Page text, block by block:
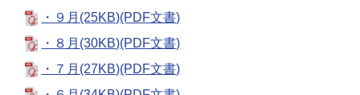
・９月(25KB)(PDF文書)
・８月(30KB)(PDF文書)
・７月(27KB)(PDF文書)